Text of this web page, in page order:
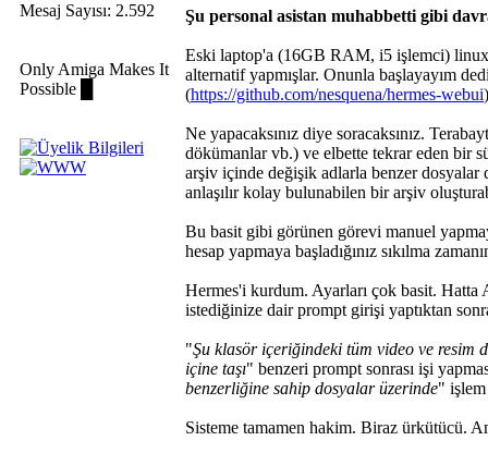
Mesaj Sayısı: 2.592
Only Amiga Makes It
Possible █
Şu personal asistan muhabbetti gibi
Eski laptop'a (16GB RAM, i5 işlemci)
alternatif yapmışlar. Onunla başlayayım
(https://github.com/nesquena/hermes-webui)
Ne yapacaksınız diye soracaksınız.
dökümanlar vb.) ve elbette tekrar eden bir
arşiv içinde değişik adlarla benzer
anlaşılır kolay bulunabilen bir arşiv
Bu basit gibi görünen görevi manuel
hesap yapmaya başladığınız sıkılma
Hermes'i kurdum. Ayarları çok basit.
istediğinize dair prompt girişi yaptıktan
"Şu klasör içeriğindeki tüm video ve resim
içine taşı" benzeri prompt sonrası işi
benzerliğine sahip dosyalar üzerinde"
Sisteme tamamen hakim. Biraz ürkütücü.